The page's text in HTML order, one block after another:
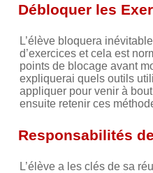
Débloquer les
L’élève bloquera
d’exercices et cela est
points de blocage avant
expliquerai quels outils
appliquer pour venir à
ensuite retenir ces
Responsabilités
L’élève a les clés de sa